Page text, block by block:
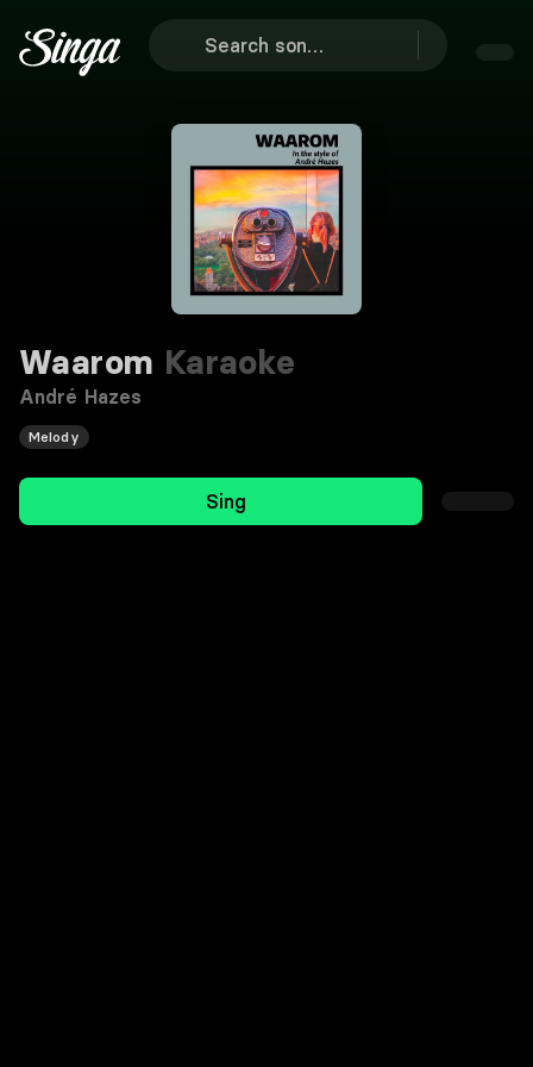
Waarom Karaoke
André Hazes
Melody
Sing